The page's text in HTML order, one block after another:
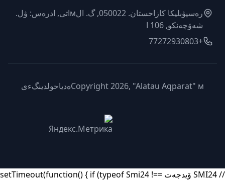
رەسپۋبليكا كازاحستان. 050022, گ. الмاتى, ادرەس: ۋل.
شەۆچەنكو, 106 ا
+77272930803
Copyright 2026, "Alatau Aqparat" мەدياحولدينگءى
// SMI24 ۆيدجەت setTimeout(function() { if (typeof Smi24 !==